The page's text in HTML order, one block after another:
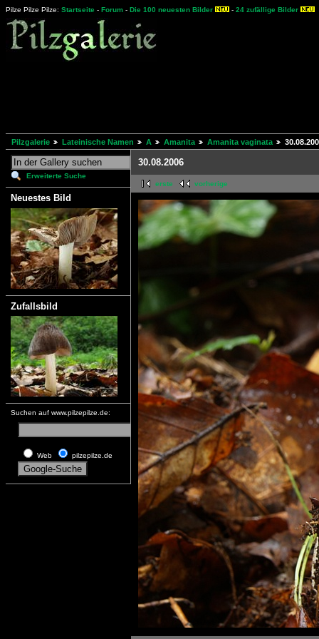
Pilze Pilze Pilze: Startseite - Forum - Die 100 neuesten Bilder - 24 zufällige Bilder
Pilzgalerie Lateinische Namen A Amanita Amanita vaginata
Erweiterte Suche
Neuestes Bild
Zufallsbild
Suchen auf www.pilzepilze.de:
Web pilzepilze.de
30.08.2006
erste vorherige